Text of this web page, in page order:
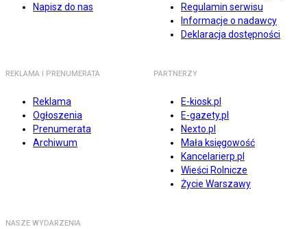
Napisz do nas
Regulamin serwisu
Informacje o nadawcy
Deklaracja dostępności
REKLAMA I PRENUMERATA
Reklama
Ogłoszenia
Prenumerata
Archiwum
PARTNERZY
E-kiosk.pl
E-gazety.pl
Nexto.pl
Mała księgowość
Kancelarierp.pl
Wieści Rolnicze
Życie Warszawy
NASZE WYDARZENIA